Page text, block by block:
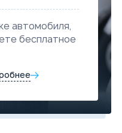
автомобиля,
бесплатное